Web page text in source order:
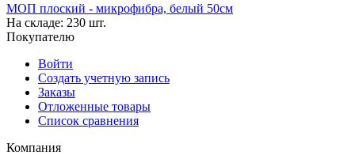
МОП плоский - микрофибра, белый 50см
На складе: 230 шт.
Покупателю
Войти
Создать учетную запись
Заказы
Отложенные товары
Список сравнения
Компания